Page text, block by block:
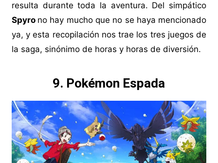
resulta durante toda la aventura. Del simpático
Spyro no hay mucho que no se haya mencionado
ya, y esta recopilación nos trae los tres juegos de
la saga, sinónimo de horas y horas de diversión.
9. Pokémon Espada